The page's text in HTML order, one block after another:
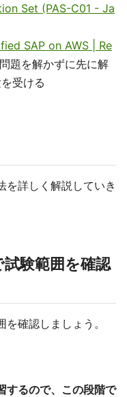
Set (PAS-C01 - Ja
SAP on AWS | Re
題を解かずに先に解
受ける
を詳しく解説していき
験範囲を確認
確認しましょう。
するので、この段階で